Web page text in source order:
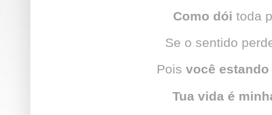
Como dói toda
Se o sentido
Poisvocê
Tua vida é